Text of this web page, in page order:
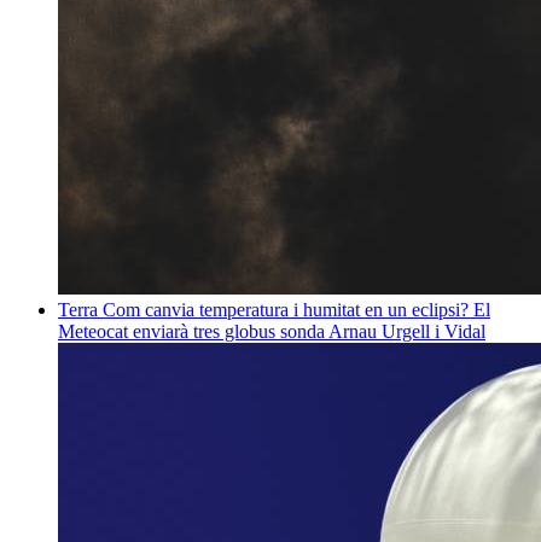
Terra Com canvia temperatura i humitat en un eclipsi? El
Meteocat enviarà tres globus sonda Arnau Urgell i Vidal